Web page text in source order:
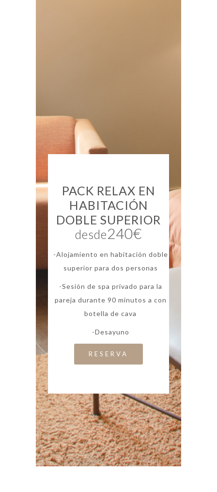
PACK RELAX EN
HABITACIÓN
DOBLE SUPERIOR
desde240€
-Alojamiento en habitación doble
superior para dos personas
-Sesión de spa privado para la
pareja durante 90 minutos a con
botella de cava
-Desayuno
RESERVA